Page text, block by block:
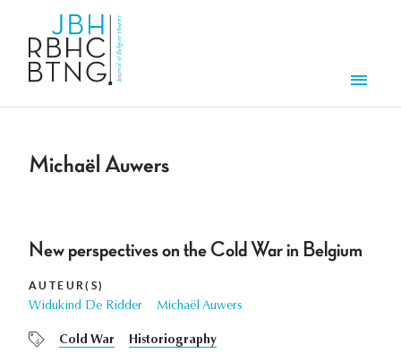
Michaël Auwers
New perspectives on the Cold War in Belgium
AUTEUR(S)
Widukind De Ridder Michaël Auwers
Cold War Historiography